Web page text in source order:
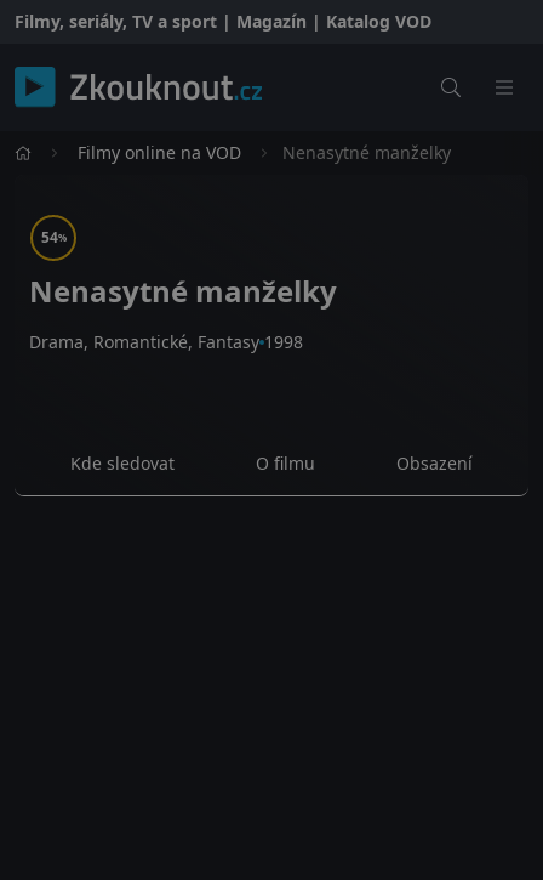
Filmy, seriály, TV a sport | Magazín | Katalog VOD
Filmy online na VOD Nenasytné manželky
54%
Nenasytné manželky
Drama, Romantické, Fantasy 1998
Kde sledovat O filmu Obsazení